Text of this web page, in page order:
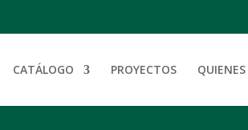
CATÁLOGO PROYECTOS